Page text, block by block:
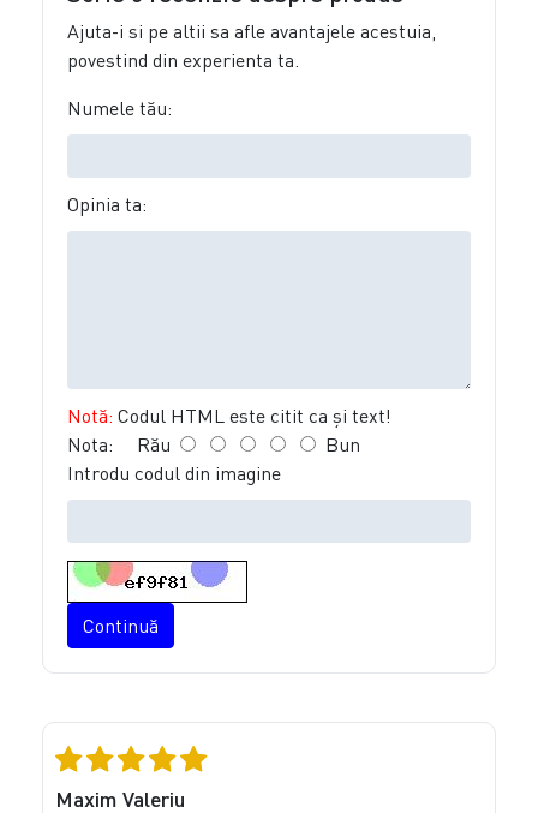
Ajuta-i si pe altii sa afle avantajele acestuia,
povestind din experienta ta.
Numele tău:
Opinia ta:
Notă: Codul HTML este citit ca şi text!
Nota: Rău
Bun
Introdu codul din imagine
Continuă
Maxim Valeriu